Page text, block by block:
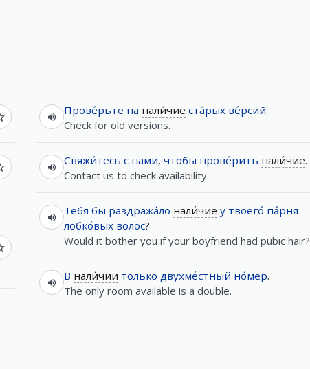
Прове́рьте на нали́чие ста́рых ве́рсий.
Check for old versions.
Свяжи́тесь с нами, чтобы прове́рить нали́чие.
Contact us to check availability.
Тебя бы раздража́ло нали́чие у твоего́ па́рня
лобко́вых волос?
Would it bother you if your boyfriend had pubic hair?
В нали́чии только двухме́стный но́мер.
The only room available is a double.